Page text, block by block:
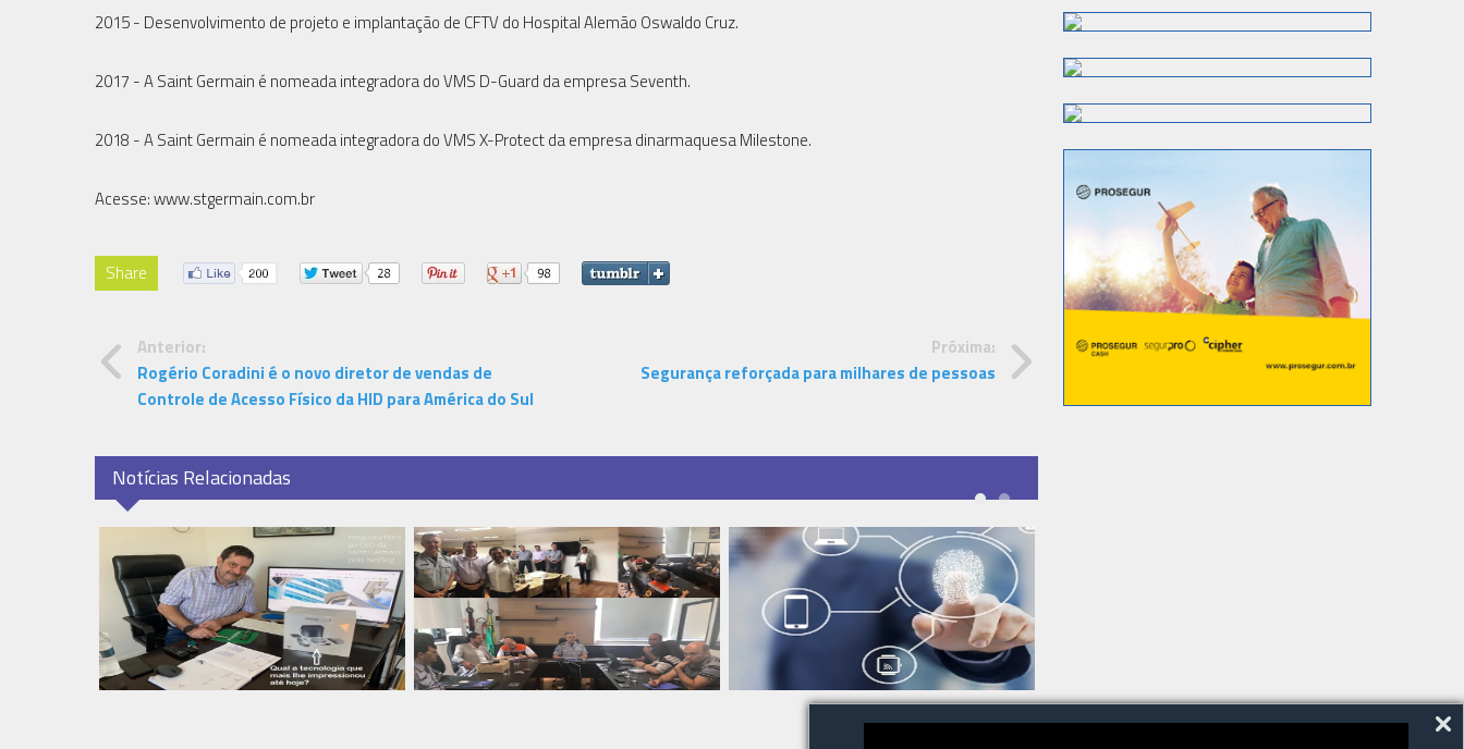
2015 - Desenvolvimento de projeto e implantação de CFTV do Hospital Alemão Oswaldo Cruz.
2017 - A Saint Germain é nomeada integradora do VMS D-Guard da empresa Seventh.
2018 - A Saint Germain é nomeada integradora do VMS X-Protect da empresa dinarmaquesa Milestone.
Acesse: www.stgermain.com.br
Share
Anterior:
Rogério Coradini é o novo diretor de vendas de
Controle de Acesso Físico da HID para América do Sul
Próxima:
Segurança reforçada para milhares de pessoas
Notícias Relacionadas